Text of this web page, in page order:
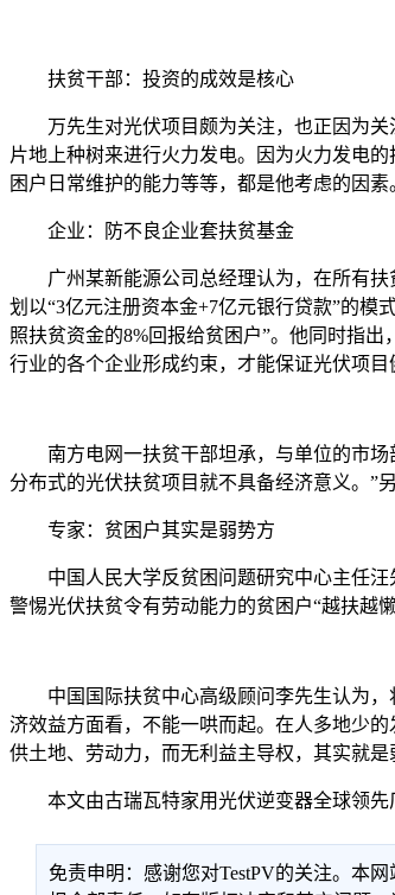
扶贫干部：投资的成效是核心
万先生对光伏项目颇为关注，也正因为关
片地上种树来进行火力发电。因为火力发电
困户日常维护的能力等等，都是他考虑的因
企业：防不良企业套扶贫基金
广州某新能源公司总经理认为，在所有扶
划以“3亿元注册资本金+7亿元银行贷款”的模
照扶贫资金的8%回报给贫困户”。他同时指
行业的各个企业形成约束，才能保证光伏项
南方电网一扶贫干部坦承，与单位的市场
分布式的光伏扶贫项目就不具备经济意义。”
专家：贫困户其实是弱势方
中国人民大学反贫困问题研究中心主任汪
警惕光伏扶贫令有劳动能力的贫困户“越扶越懒
中国国际扶贫中心高级顾问李先生认为，
济效益方面看，不能一哄而起。在人多地少
供土地、劳动力，而无利益主导权，其实就是
本文由古瑞瓦特家用光伏逆变器全球领先
免责申明：感谢您对TestPV的关注。本